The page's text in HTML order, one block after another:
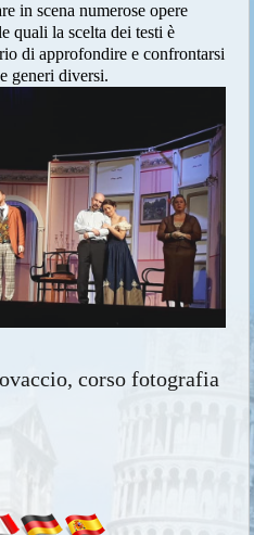
in scena numerose opere
quali la scelta dei testi è
di approfondire e confrontarsi
generi diversi.
corso fotografia